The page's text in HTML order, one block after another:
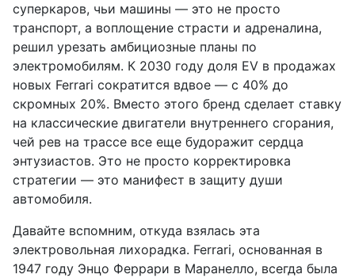
суперкаров, чьи машины — это не просто
транспорт, а воплощение страсти и адреналина,
решил урезать амбициозные планы по
электромобилям. К 2030 году доля EV в продажах
новых Ferrari сократится вдвое — с 40% до
скромных 20%. Вместо этого бренд сделает ставку
на классические двигатели внутреннего сгорания,
чей рев на трассе все еще будоражит сердца
энтузиастов. Это не просто корректировка
стратегии — это манифест в защиту души
автомобиля.
Давайте вспомним, откуда взялась эта
электровольная лихорадка. Ferrari, основанная в
1947 году Энцо Феррари в Маранелло, всегда была